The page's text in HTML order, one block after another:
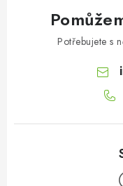
Potřebujete s